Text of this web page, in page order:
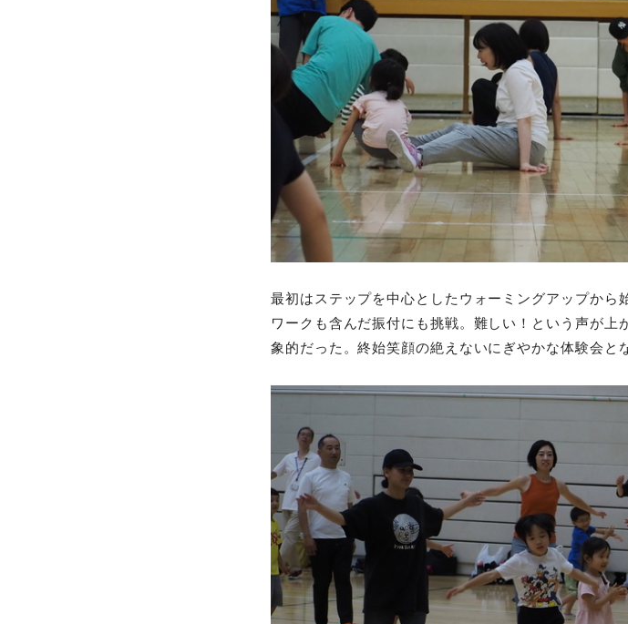
最初はステップを中心としたウォーミングアップから
ワークも含んだ振付にも挑戦。難しい！という声が
象的だった。終始笑顔の絶えないにぎやかな体験会と